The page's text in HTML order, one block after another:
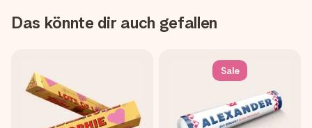
Das könnte dir auch gefallen
Sale